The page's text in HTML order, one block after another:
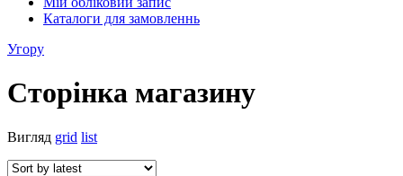
Каталоги для замовленнь
Угору
Сторінка магазину
Вигляд grid list